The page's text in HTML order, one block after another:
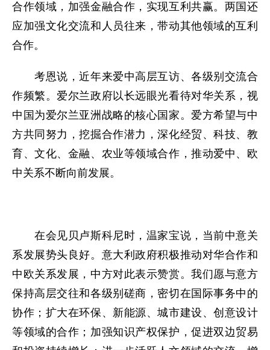
合作领域，加强金融合作，实现互利共赢。两国还
应加强文化交流和人员往来，带动其他领域的互利
合作。
考恩说，近年来爱中高层互访、各级别交流合
作频繁。爱尔兰政府以长远眼光看待对华关系，视
中国为爱尔兰亚洲战略的核心国家。爱方希望与中
方共同努力，挖掘合作潜力，深化经贸、科技、教
育、文化、金融、农业等领域合作，推动爱中、欧
中关系不断向前发展。
在会见贝卢斯科尼时，温家宝说，当前中意关
系发展势头良好。意大利政府积极推动对华合作和
中欧关系发展，中方对此表示赞赏。我们愿与意方
保持高层交往和各级别磋商，密切在国际事务中的
协作；扩大在环保、新能源、城市建设、创意设计
等领域的合作；加强知识产权保护，促进双边贸易